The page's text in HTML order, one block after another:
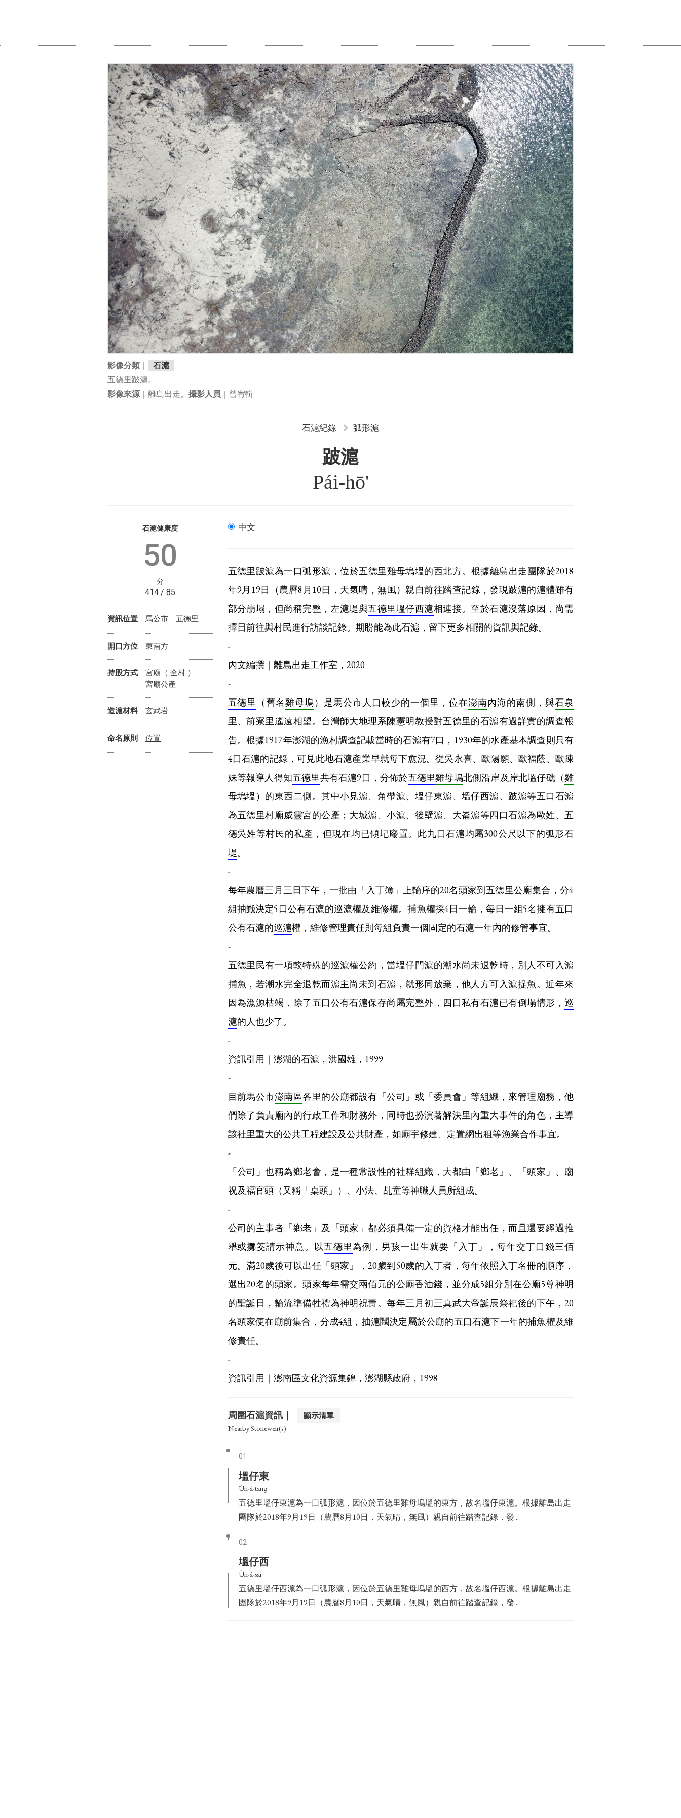
影像分類 ｜ 石滬
五德里跛滬。
影像來源｜離島出走。 攝影人員 ｜曾宥輯
石滬紀錄 弧形滬
跛滬
Pái-hō'
石滬健康度
50
分
414 / 85
資訊位置 馬公市｜五德里
開口方位 東南方
持股方式 宮廟 （ 全村 ）
宮廟公產
造滬材料 玄武岩
命名原則 位置
中文
五德里跛滬為一口弧形滬 ，位於五德里雞母塢塭的西北方。根據離島出走團隊於2018
年9月19日（農曆8月10日，天氣晴，無風）親自前往踏查記錄，發現跛滬的滬體雖有
部分崩塌，但尚稱完整，左滬堤與五德里塭仔西滬相連接。至於石滬沒落原因，尚需
擇日前往與村民進行訪談記錄。期盼能為此石滬，留下更多相關的資訊與記錄。
-
內文編撰｜離島出走工作室，2020
-
五德里
（舊名雞母塢）是馬公市人口較少的一個里，位在澎南內海的南側，與石泉
里、前寮里遙遠相望。台灣師大地理系陳憲明教授對五德里的石滬有過詳實的調查報
告。根據1917年澎湖的漁村調查記載當時的石滬有7口，1930年的水產基本調查則只有
4口石滬的記錄，可見此地石滬產業早就每下愈況。從吳永喜、歐陽願、歐福蔭、歐陳
妹等報導人得知五德里共有石滬9口，分佈於五德里雞母塢北側沿岸及岸北塭仔礁（雞
母塢塭 ）的東西二側。其中小見滬、 角帶滬、 塭仔東滬、 塭仔西滬、跛滬等五口石滬
為五德里村廟威靈宮的公產； 大城滬、小滬、後壁滬、大崙滬等四口石滬為歐姓、五
德吳姓等村民的私產，但現在均已傾圮廢置。此九口石滬均屬300公尺以下的弧形石
堤。
-
每年農曆三月三日下午，一批由「入丁簿」上輪序的20名頭家到五德里公廟集合，分4
組抽韱決定5口公有石滬的巡滬權及維修權。捕魚權採4日一輪，每日一組5名擁有五口
公有石滬的巡滬權，維修管理責任則每組負責一個固定的石滬一年內的修管事宜。
-
五德里民有一項較特殊的巡滬權公約，當塭仔門滬的潮水尚未退乾時，別人不可入滬
捕魚，若潮水完全退乾而滬主尚未到石滬，就形同放棄，他人方可入滬捉魚。近年來
因為漁源枯竭，除了五口公有石滬保存尚屬完整外，四口私有石滬已有倒塌情形， 巡
滬的人也少了。
-
資訊引用｜澎湖的石滬，洪國雄，1999
-
目前馬公市澎南區各里的公廟都設有「公司」或「委員會」等組織，來管理廟務，他
們除了負責廟內的行政工作和財務外，同時也扮演著解決里內重大事件的角色，主導
該社里重大的公共工程建設及公共財產，如廟宇修建、定置網出租等漁業合作事宜。
-
「公司」也稱為鄉老會，是一種常設性的社群組織，大都由「鄉老」、「頭家」、廟
祝及福官頭（又稱「桌頭」）、小法、乩童等神職人員所組成。
-
公司的主事者「鄉老」及「頭家」都必須具備一定的資格才能出任，而且還要經過推
舉或擲筊請示神意。以五德里為例，男孩一出生就要「入丁」，每年交丁口錢三佰
元。滿20歲後可以出任「頭家」，20歲到50歲的入丁者，每年依照入丁名冊的順序，
選出20名的頭家。頭家每年需交兩佰元的公廟香油錢，並分成5組分別在公廟5尊神明
的聖誕日，輪流準備牲禮為神明祝壽。每年三月初三真武大帝誕辰祭祀後的下午，20
名頭家便在廟前集合，分成4組，抽滬鬮決定屬於公廟的五口石滬下一年的捕魚權及維
修責任。
-
資訊引用｜ 澎南區文化資源集錦，澎湖縣政府，1998
周圍石滬資訊｜ 顯示清單
Nearby Stoneweir(s)
01
塭仔東
Ùn-á-tang
五德里塭仔東滬為一口弧形滬，因位於五德里雞母塢塭的東方，故名塭仔東滬。根據離島出走
團隊於2018年9月19日（農曆8月10日，天氣晴，無風）親自前往踏查記錄，發...
02
塭仔西
Ùn-á-sai
五德里塭仔西滬為一口弧形滬，因位於五德里雞母塢塭的西方，故名塭仔西滬。根據離島出走
團隊於2018年9月19日（農曆8月10日，天氣晴，無風）親自前往踏查記錄，發...